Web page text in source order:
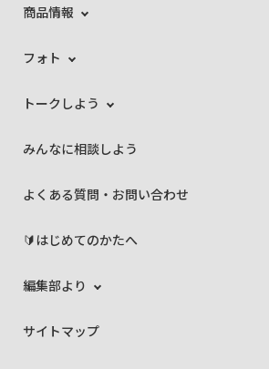
商品情報
フォト
トークしよう
みんなに相談しよう
よくある質問・お問い合わせ
🔰はじめてのかたへ
編集部より
サイトマップ